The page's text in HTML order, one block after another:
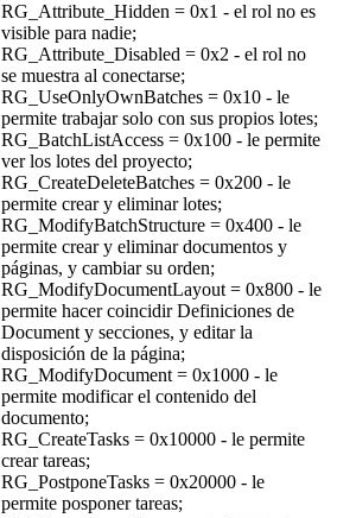
RG_Attribute_Hidden = 0x1 - el rol no es
visible para nadie;
RG_Attribute_Disabled = 0x2 - el rol no
se muestra al conectarse;
RG_UseOnlyOwnBatches = 0x10 - le
permite trabajar solo con sus propios lotes;
RG_BatchListAccess = 0x100 - le permite
ver los lotes del proyecto;
RG_CreateDeleteBatches = 0x200 - le
permite crear y eliminar lotes;
RG_ModifyBatchStructure = 0x400 - le
permite crear y eliminar documentos y
páginas, y cambiar su orden;
RG_ModifyDocumentLayout = 0x800 - le
permite hacer coincidir Definiciones de
Document y secciones, y editar la
disposición de la página;
RG_ModifyDocument = 0x1000 - le
permite modificar el contenido del
documento;
RG_CreateTasks = 0x10000 - le permite
crear tareas;
RG_PostponeTasks = 0x20000 - le
permite posponer tareas;